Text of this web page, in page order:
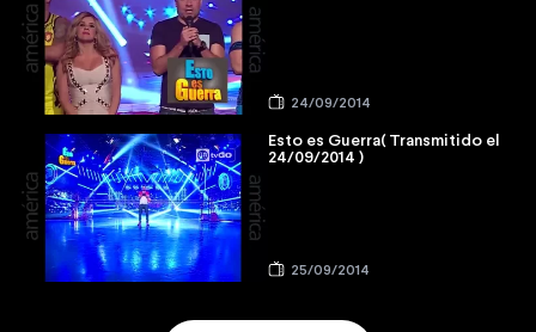
24/09/2014
Esto es Guerra( Transmitido el
24/09/2014 )
25/09/2014